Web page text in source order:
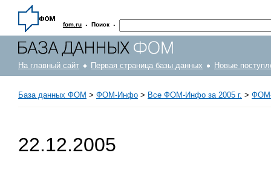
fom.ru · Поиск ·
На главный сайт Первая страница базы данных Новые
База данных ФОМ > ФOM-Инфо > Все ФОМ-Инфо за 2005 г. > ФОМ-
22.12.2005